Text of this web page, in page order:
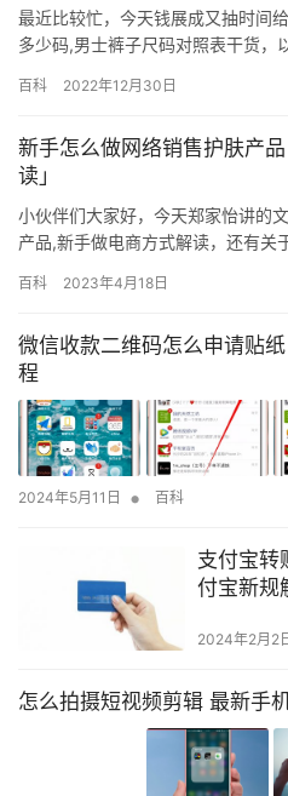
最近比较忙，今天钱展成又抽时间
多少码,男士裤子尺码对照表干货，
信你已经离大牛不远了哈！ 对着眼
降低了购物的愉快心情。 咋办？
2…
百科 2022年12月30日
新手怎么做网络销售护肤产
读」
小伙伴们大家好，今天郑家怡讲的
产品,新手做电商方式解读，还有关
路还是很重要！ 如何从零开始学习
销、论坛营销、贴吧营销、微博营
阿里运…
百科 2023年4月18日
微信收款二维码怎么申请贴
程
2024年5月11日 • 百科
支付宝转
付宝新规
2024年2月2
怎么拍摄短视频剪辑 最新手